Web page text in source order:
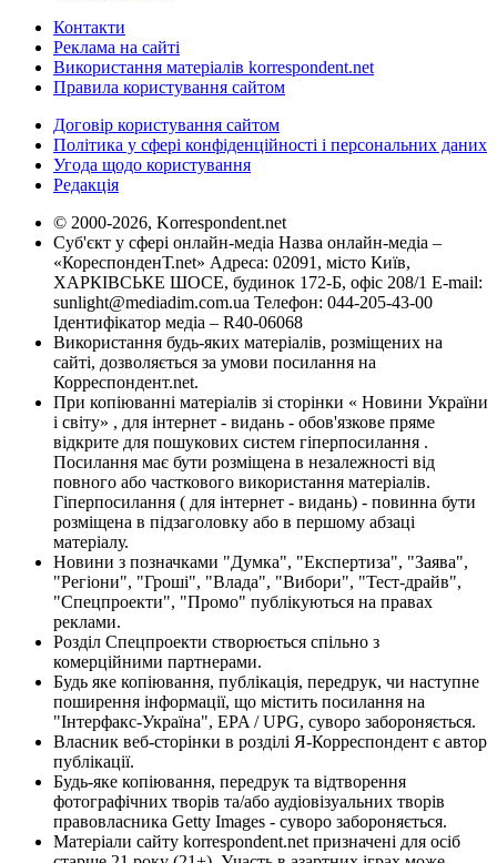
Контакти
Реклама на сайті
Використання матеріалів korrespondent.net
Правила користування сайтом
Договір користування сайтом
Політика у сфері конфіденційності і персональних даних
Угода щодо користування
Редакція
© 2000-2026, Korrespondent.net
Суб'єкт у сфері онлайн-медіа Назва онлайн-медіа –
«КореспонденТ.net» Адреса: 02091, місто Київ,
ХАРКІВСЬКЕ ШОСЕ, будинок 172-Б, офіс 208/1 E-mail:
sunlight@mediadim.com.ua Телефон: 044-205-43-00
Ідентифікатор медіа – R40-06068
Використання будь-яких матеріалів, розміщених на
сайті, дозволяється за умови посилання на
Корреспондент.net.
При копіюванні матеріалів зі сторінки « Новини України
і світу» , для інтернет - видань - обов'язкове пряме
відкрите для пошукових систем гіперпосилання .
Посилання має бути розміщена в незалежності від
повного або часткового використання матеріалів.
Гіперпосилання ( для інтернет - видань) - повинна бути
розміщена в підзаголовку або в першому абзаці
матеріалу.
Новини з позначками "Думка", "Експертиза", "Заява",
"Регіони", "Гроші", "Влада", "Вибори", "Тест-драйв",
"Спецпроекти", "Промо" публікуються на правах
реклами.
Розділ Спецпроекти створюється спільно з
комерційними партнерами.
Будь яке копіювання, публікація, передрук, чи наступне
поширення інформації, що містить посилання на
"Інтерфакс-Україна", EPA / UPG, суворо забороняється.
Власник веб-сторінки в розділі Я-Корреспондент є автор
публікації.
Будь-яке копіювання, передрук та відтворення
фотографічних творів та/або аудіовізуальних творів
правовласника Getty Images - суворо забороняється.
Матеріали сайту korrespondent.net призначені для осіб